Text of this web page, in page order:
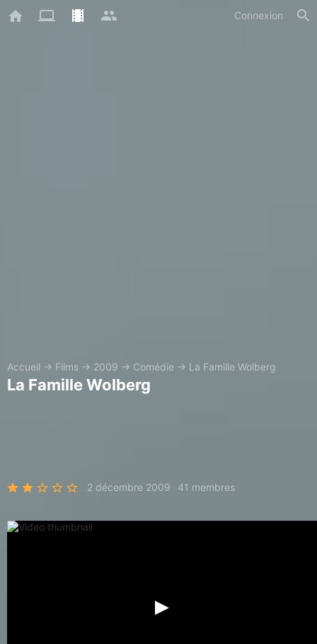
Connexion
Accueil → Films → 2009 → Comédie → La Famille Wolberg
La Famille Wolberg
2 décembre 2009 41 membres